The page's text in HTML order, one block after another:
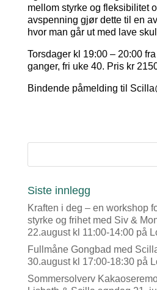
mellom styrke og fleksibilitet
avspenning gjør dette til en
hvor man går ut med lave
Torsdager kl 19:00 – 20:00
ganger, fri uke 40. Pris kr
Bindende påmelding til
Siste innlegg
Kraften i deg – en workshop
styrke og frihet med Siv &
22.august kl 11:00-14:00 på
Fullmåne Gongbad med
30.august kl 17:00-18:30 på
Sommersolverv